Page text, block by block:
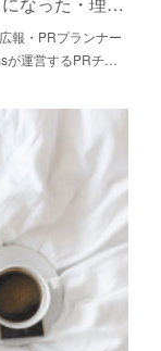
報・PRプランナー
が運営するPRチ…